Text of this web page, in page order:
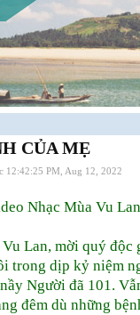
CỦA MẸ
12:42:25 PM, Aug 12, 2022
Nhạc Mùa Vu
Lan, mời quý
trong dịp kỷ niệm
Người đã 101.
đêm dù những